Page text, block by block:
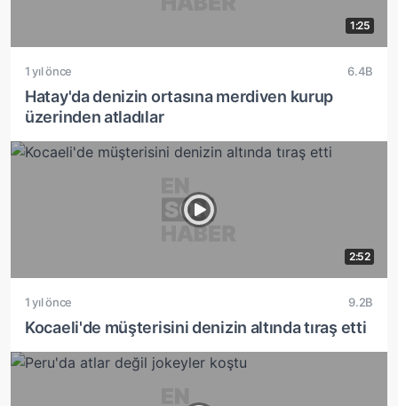
1:25
1 yıl önce 6.4B
Hatay'da denizin ortasına merdiven kurup
üzerinden atladılar
2:52
1 yıl önce 9.2B
Kocaeli'de müşterisini denizin altında tıraş etti